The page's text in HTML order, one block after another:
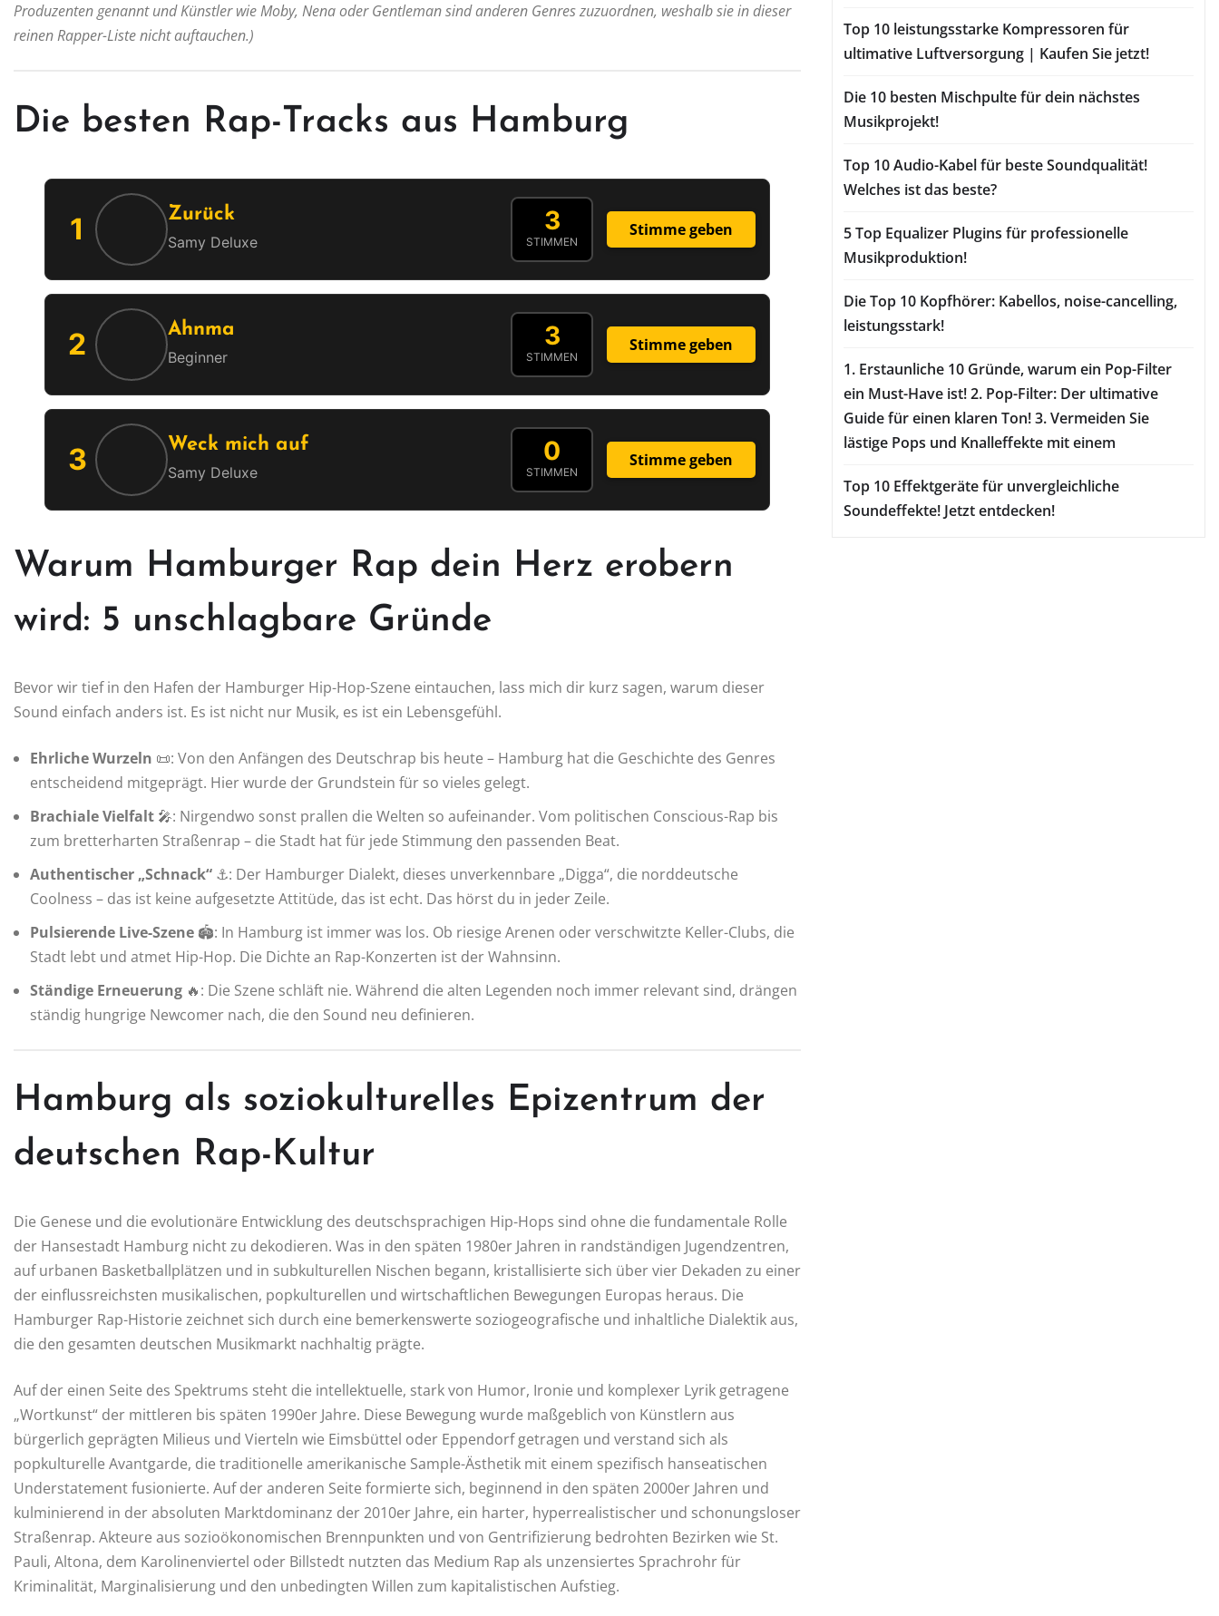
Produzenten genannt und Künstler wie Moby, Nena oder Gentleman sind anderen Genres zuzuordnen, weshalb sie in dieser
reinen Rapper-Liste nicht auftauchen.)
Die besten Rap-Tracks aus Hamburg
1 Zurück
Samy Deluxe
3
STIMMEN
Stimme geben
2 Ahnma
Beginner
3
STIMMEN
Stimme geben
3 Weck mich auf
Samy Deluxe
0
STIMMEN
Stimme geben
Warum Hamburger Rap dein Herz erobern
wird: 5 unschlagbare Gründe
Bevor wir tief in den Hafen der Hamburger Hip-Hop-Szene eintauchen, lass mich dir kurz sagen, warum dieser
Sound einfach anders ist. Es ist nicht nur Musik, es ist ein Lebensgefühl.
Ehrliche Wurzeln 📜: Von den Anfängen des Deutschrap bis heute – Hamburg hat die Geschichte des Genres
entscheidend mitgeprägt. Hier wurde der Grundstein für so vieles gelegt.
Brachiale Vielfalt 🎤: Nirgendwo sonst prallen die Welten so aufeinander. Vom politischen Conscious-Rap bis
zum bretterharten Straßenrap – die Stadt hat für jede Stimmung den passenden Beat.
Authentischer „Schnack“ ⚓: Der Hamburger Dialekt, dieses unverkennbare „Digga“, die norddeutsche
Coolness – das ist keine aufgesetzte Attitüde, das ist echt. Das hörst du in jeder Zeile.
Pulsierende Live-Szene 🏟️: In Hamburg ist immer was los. Ob riesige Arenen oder verschwitzte Keller-Clubs, die
Stadt lebt und atmet Hip-Hop. Die Dichte an Rap-Konzerten ist der Wahnsinn.
Ständige Erneuerung 🔥: Die Szene schläft nie. Während die alten Legenden noch immer relevant sind, drängen
ständig hungrige Newcomer nach, die den Sound neu definieren.
Hamburg als soziokulturelles Epizentrum der
deutschen Rap-Kultur
Die Genese und die evolutionäre Entwicklung des deutschsprachigen Hip-Hops sind ohne die fundamentale Rolle
der Hansestadt Hamburg nicht zu dekodieren. Was in den späten 1980er Jahren in randständigen Jugendzentren,
auf urbanen Basketballplätzen und in subkulturellen Nischen begann, kristallisierte sich über vier Dekaden zu einer
der einflussreichsten musikalischen, popkulturellen und wirtschaftlichen Bewegungen Europas heraus. Die
Hamburger Rap-Historie zeichnet sich durch eine bemerkenswerte soziogeografische und inhaltliche Dialektik aus,
die den gesamten deutschen Musikmarkt nachhaltig prägte.
Auf der einen Seite des Spektrums steht die intellektuelle, stark von Humor, Ironie und komplexer Lyrik getragene
„Wortkunst“ der mittleren bis späten 1990er Jahre. Diese Bewegung wurde maßgeblich von Künstlern aus
bürgerlich geprägten Milieus und Vierteln wie Eimsbüttel oder Eppendorf getragen und verstand sich als
popkulturelle Avantgarde, die traditionelle amerikanische Sample-Ästhetik mit einem spezifisch hanseatischen
Understatement fusionierte. Auf der anderen Seite formierte sich, beginnend in den späten 2000er Jahren und
kulminierend in der absoluten Marktdominanz der 2010er Jahre, ein harter, hyperrealistischer und schonungsloser
Straßenrap. Akteure aus sozioökonomischen Brennpunkten und von Gentrifizierung bedrohten Bezirken wie St.
Pauli, Altona, dem Karolinenviertel oder Billstedt nutzten das Medium Rap als unzensiertes Sprachrohr für
Kriminalität, Marginalisierung und den unbedingten Willen zum kapitalistischen Aufstieg.
Top 10 leistungsstarke Kompressoren für
ultimative Luftversorgung | Kaufen Sie jetzt!
Die 10 besten Mischpulte für dein nächstes
Musikprojekt!
Top 10 Audio-Kabel für beste Soundqualität!
Welches ist das beste?
5 Top Equalizer Plugins für professionelle
Musikproduktion!
Die Top 10 Kopfhörer: Kabellos, noise-cancelling,
leistungsstark!
1. Erstaunliche 10 Gründe, warum ein Pop-Filter
ein Must-Have ist! 2. Pop-Filter: Der ultimative
Guide für einen klaren Ton! 3. Vermeiden Sie
lästige Pops und Knalleffekte mit einem
Top 10 Effektgeräte für unvergleichliche
Soundeffekte! Jetzt entdecken!